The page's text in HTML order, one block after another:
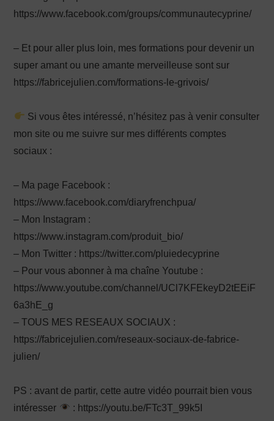
https://www.facebook.com/groups/communautecyprine/
– Et pour aller plus loin, mes formations pour devenir un
super amant ou une amante merveilleuse sont sur
https://fabricejulien.com/formations-le-grivois/
Si vous êtes intéressé, n’hésitez pas à venir consulter
mon site ou me suivre sur mes différents comptes
sociaux :
– Ma page Facebook :
https://www.facebook.com/diaryfrenchpua/
– Mon Instagram :
https://www.instagram.com/produit_bio/
– Mon Twitter : https://twitter.com/pluiedecyprine
– Pour vous abonner à ma chaîne Youtube :
https://www.youtube.com/channel/UCl7KFEkeyD2tEEiF
6a3hE_g
– TOUS MES RESEAUX SOCIAUX :
https://fabricejulien.com/reseaux-sociaux-de-fabrice-
julien/
PS : avant de partir, cette autre vidéo pourrait bien vous
intéresser
: https://youtu.be/FTc3T_99k5I